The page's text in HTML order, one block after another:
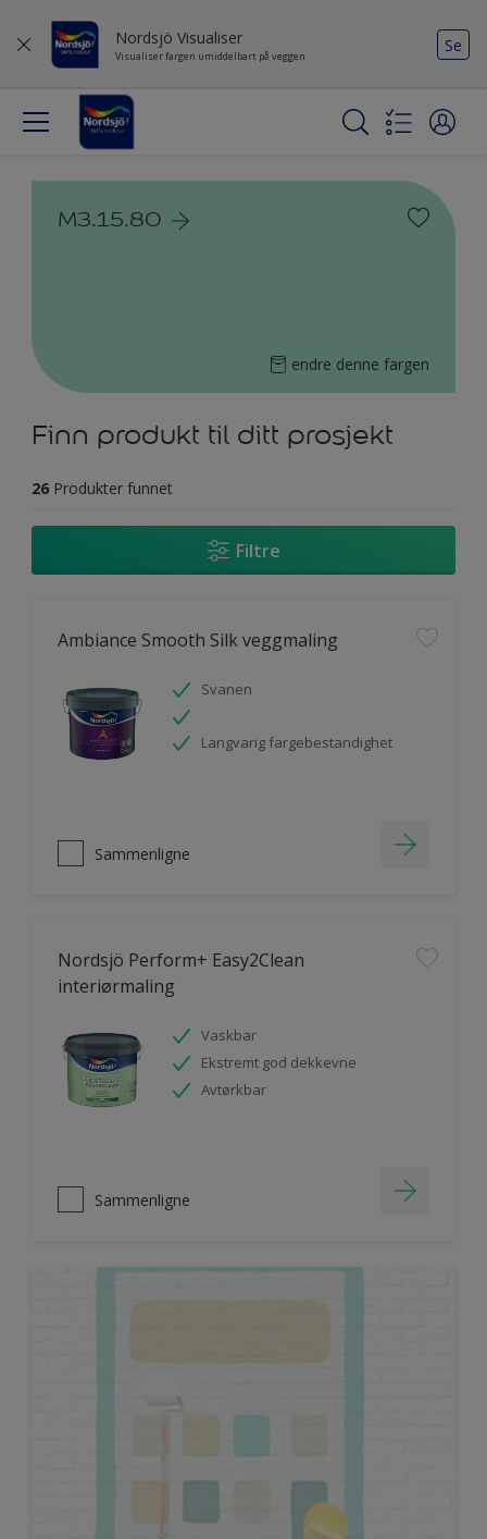
Nordsjö Visualiser
Visualiser fargen umiddelbart på veggen
Se
M3.15.80
endre denne fargen
Finn produkt til ditt prosjekt
26 Produkter funnet
Filtre
Ambiance Smooth Silk veggmaling
Svanen
Langvarig fargebestandighet
Sammenligne
Nordsjö Perform+ Easy2Clean
interiørmaling
Vaskbar
Ekstremt god dekkevne
Avtørkbar
Sammenligne